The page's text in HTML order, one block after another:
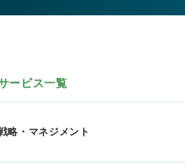
ービス一覧
略・マネジメント